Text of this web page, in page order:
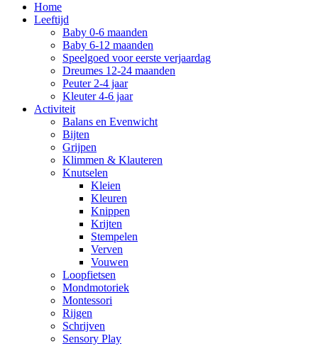
Home
Leeftijd
Baby 0-6 maanden
Baby 6-12 maanden
Speelgoed voor eerste verjaardag
Dreumes 12-24 maanden
Peuter 2-4 jaar
Kleuter 4-6 jaar
Activiteit
Balans en Evenwicht
Bijten
Grijpen
Klimmen & Klauteren
Knutselen
Kleien
Kleuren
Knippen
Krijten
Stempelen
Verven
Vouwen
Loopfietsen
Mondmotoriek
Montessori
Rijgen
Schrijven
Sensory Play